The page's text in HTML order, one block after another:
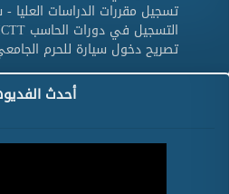
تسجيل مقررات الدراسات العليا
التسجيل في دورات الحاسب ICTT
تصريح دخول سيارة للحرم
أحدث